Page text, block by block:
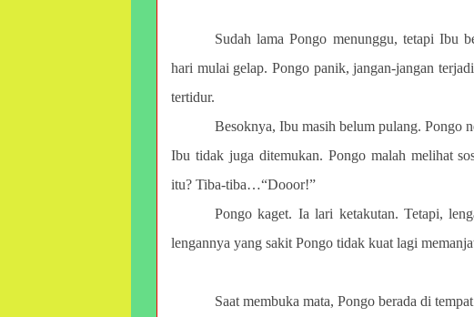
Sudah lama Pongo menunggu, tetapi Ibu
hari mulai gelap. Pongo panik, jangan-jangan
tertidur.
Besoknya, Ibu masih belum pulang. Pongo
Ibu tidak juga ditemukan. Pongo malah melihat
itu? Tiba-tiba…“Dooor!”
Pongo kaget. Ia lari ketakutan. Tetapi,
lengannya yang sakit Pongo tidak kuat lagi
Saat membuka mata, Pongo berada di